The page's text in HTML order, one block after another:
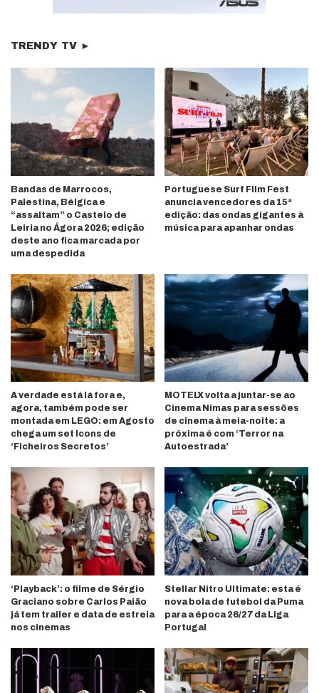
TRENDY TV ►
Bandas de Marrocos,
Palestina, Bélgica e
“assaltam” o Castelo de
Leiria no Ágora 2026; edição
deste ano fica marcada por
uma despedida
Portuguese Surf Film Fest
anuncia vencedores da 15ª
edição: das ondas gigantes à
música para apanhar ondas
A verdade está lá fora e,
agora, também pode ser
montada em LEGO: em Agosto
chega um set Icons de
‘Ficheiros Secretos’
MOTELX volta a juntar-se ao
Cinema Nimas para sessões
de cinema à meia-noite: a
próxima é com ‘Terror na
Autoestrada’
‘Playback’: o filme de Sérgio
Graciano sobre Carlos Paião
já tem trailer e data de estreia
nos cinemas
Stellar Nitro Ultimate: esta é
nova bola de futebol da Puma
para a época 26/27 da Liga
Portugal